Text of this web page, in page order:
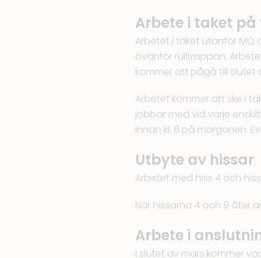
Arbete i taket på
Arbetet i taket utanför MQ
ovanför rulltrappan.
kommer att pågå till slutet
Arbetet kommer att ske i
jobbar med vid varje
innan kl. 8 på morgonen.
Utbyte av hissar
Arbetet med hiss 4 och
När hissarna 4 och 9 åter
Arbete i
I slutet av mars kommer